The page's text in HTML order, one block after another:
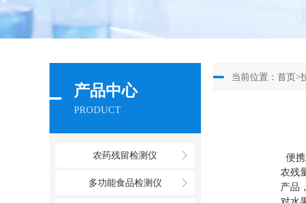
产品中心
PRODUCT
农药残留检测仪
多功能食品检测仪
当前位置：首页>
便
农残
产品